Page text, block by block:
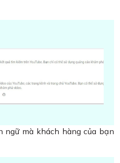
ngữ mà khách hàng của bạn